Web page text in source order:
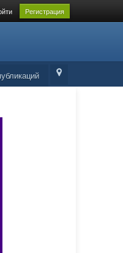
Регистрация